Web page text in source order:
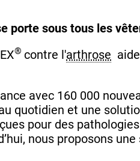
porte sous tous les
® contre l'arthrose
avec 160 000
quotidien et une
pour des
nous proposons